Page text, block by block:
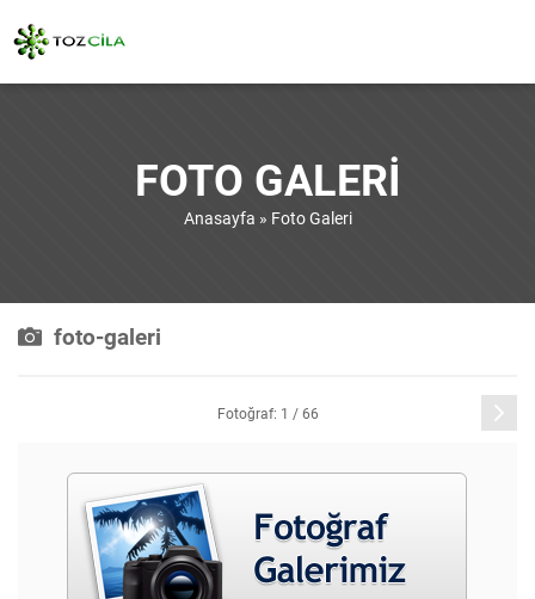
FOTO GALERI
Anasayfa » Foto Galeri
foto-galeri
Fotoğraf: 1 / 66